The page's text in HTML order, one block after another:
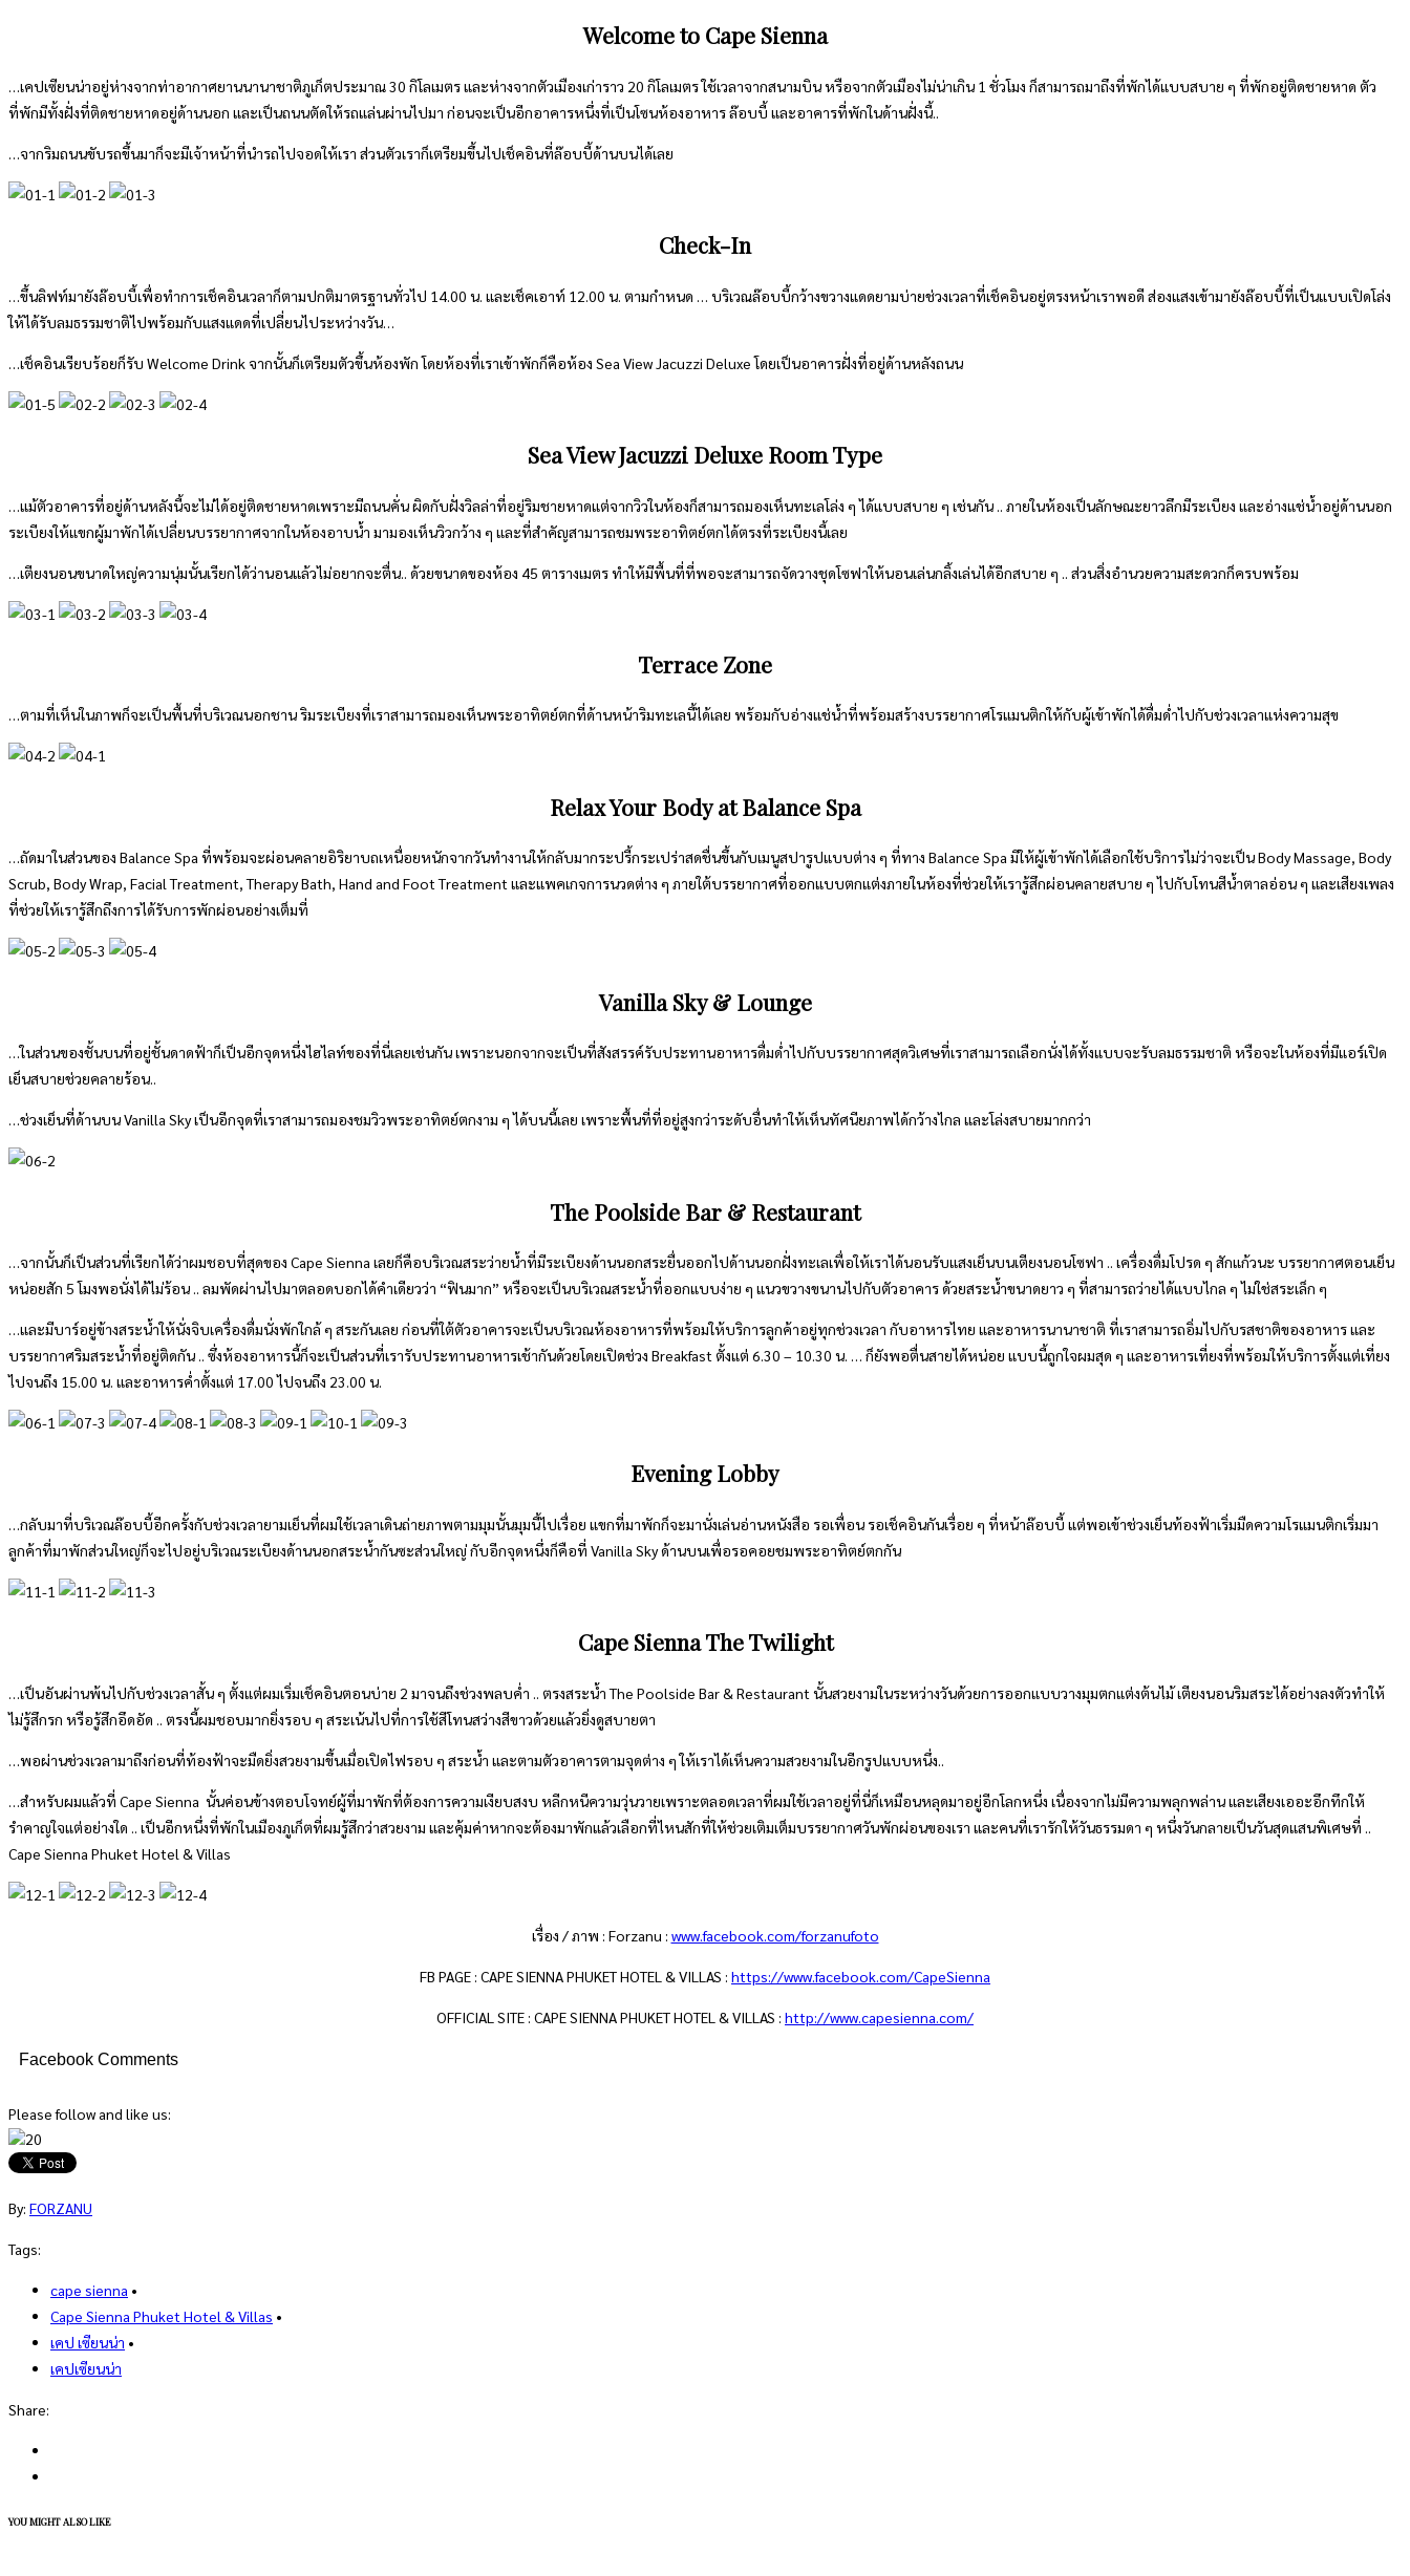
Welcome to Cape Sienna
…เคปเซียนน่าอยู่ห่างจากท่าอากาศยานนานาชาติภูเก็ตประมาณ 30 กิโลเมตร และห่างจากตัวเมืองเก่าราว 20 กิโลเมตร ใช้เวลาจากสนามบิน หรือจากตัวเมืองไม่น่าเกิน 1 ชั่วโมง ก็สามารถมาถึงที่พักได้แบบสบาย ๆ ที่พักอยู่ติดชายหาด ตัว
ที่พักมีทั้งฝั่งที่ติดชายหาดอยู่ด้านนอก และเป็นถนนตัดให้รถแล่นผ่านไปมา ก่อนจะเป็นอีกอาคารหนึ่งที่เป็นโซนห้องอาหาร ล๊อบบี้ และอาคารที่พักในด้านฝั่งนี้..
…จากริมถนนขับรถขึ้นมาก็จะมีเจ้าหน้าที่นำรถไปจอดให้เรา ส่วนตัวเราก็เตรียมขึ้นไปเช็คอินที่ล๊อบบี้ด้านบนได้เลย
Check-In
…ขึ้นลิฟท์มายังล๊อบบี้เพื่อทำการเช็คอินเวลาก็ตามปกติมาตรฐานทั่วไป 14.00 น. และเช็คเอาท์ 12.00 น. ตามกำหนด … บริเวณล๊อบบี้กว้างขวางแดดยามบ่ายช่วงเวลาที่เช็คอินอยู่ตรงหน้าเราพอดี ส่องแสงเข้ามายังล๊อบบี้ที่เป็นแบบเปิดโล่ง
ให้ได้รับลมธรรมชาติไปพร้อมกับแสงแดดที่เปลี่ยนไประหว่างวัน…
…เช็คอินเรียบร้อยก็รับ Welcome Drink จากนั้นก็เตรียมตัวขึ้นห้องพัก โดยห้องที่เราเข้าพักก็คือห้อง Sea View Jacuzzi Deluxe โดยเป็นอาคารฝั่งที่อยู่ด้านหลังถนน
Sea View Jacuzzi Deluxe Room Type
…แม้ตัวอาคารที่อยู่ด้านหลังนี้จะไม่ได้อยู่ติดชายหาดเพราะมีถนนคั่น ผิดกับฝั่งวิลล่าที่อยู่ริมชายหาดแต่จากวิวในห้องก็สามารถมองเห็นทะเลโล่ง ๆ ได้แบบสบาย ๆ เช่นกัน .. ภายในห้องเป็นลักษณะยาวลึกมีระเบียง และอ่างแช่น้ำอยู่ด้านนอก
ระเบียงให้แขกผู้มาพักได้เปลี่ยนบรรยากาศจากในห้องอาบน้ำ มามองเห็นวิวกว้าง ๆ และที่สำคัญสามารถชมพระอาทิตย์ตกได้ตรงที่ระเบียงนี้เลย
…เตียงนอนขนาดใหญ่ความนุ่มนั้นเรียกได้ว่านอนแล้วไม่อยากจะตื่น.. ด้วยขนาดของห้อง 45 ตารางเมตร ทำให้มีพื้นที่ที่พอจะสามารถจัดวางชุดโซฟาให้นอนเล่นกลิ้งเล่นได้อีกสบาย ๆ .. ส่วนสิ่งอำนวยความสะดวกก็ครบพร้อม
Terrace Zone
…ตามที่เห็นในภาพก็จะเป็นพื้นที่บริเวณนอกชาน ริมระเบียงที่เราสามารถมองเห็นพระอาทิตย์ตกที่ด้านหน้าริมทะเลนี้ได้เลย พร้อมกับอ่างแช่น้ำที่พร้อมสร้างบรรยากาศโรแมนติกให้กับผู้เข้าพักได้ดื่มด่ำไปกับช่วงเวลาแห่งความสุข
Relax Your Body at Balance Spa
…ถัดมาในส่วนของ Balance Spa ที่พร้อมจะผ่อนคลายอิริยาบถเหนื่อยหนักจากวันทำงานให้กลับมากระปรี้กระเปร่าสดชื่นขึ้นกับเมนูสปารูปแบบต่าง ๆ ที่ทาง Balance Spa มีให้ผู้เข้าพักได้เลือกใช้บริการไม่ว่าจะเป็น Body Massage, Body
Scrub, Body Wrap, Facial Treatment, Therapy Bath, Hand and Foot Treatment และแพคเกจการนวดต่าง ๆ ภายใต้บรรยากาศที่ออกแบบตกแต่งภายในห้องที่ช่วยให้เรารู้สึกผ่อนคลายสบาย ๆ ไปกับโทนสีน้ำตาลอ่อน ๆ และเสียงเพลง
ที่ช่วยให้เรารู้สึกถึงการได้รับการพักผ่อนอย่างเต็มที่
Vanilla Sky & Lounge
…ในส่วนของชั้นบนที่อยู่ชั้นดาดฟ้าก็เป็นอีกจุดหนึ่งไฮไลท์ของที่นี่เลยเช่นกัน เพราะนอกจากจะเป็นที่สังสรรค์รับประทานอาหารดื่มด่ำไปกับบรรยากาศสุดวิเศษที่เราสามารถเลือกนั่งได้ทั้งแบบจะรับลมธรรมชาติ หรือจะในห้องที่มีแอร์เปิด
เย็นสบายช่วยคลายร้อน..
…ช่วงเย็นที่ด้านบน Vanilla Sky เป็นอีกจุดที่เราสามารถมองชมวิวพระอาทิตย์ตกงาม ๆ ได้บนนี้เลย เพราะพื้นที่ที่อยู่สูงกว่าระดับอื่นทำให้เห็นทัศนียภาพได้กว้างไกล และโล่งสบายมากกว่า
The Poolside Bar & Restaurant
…จากนั้นก็เป็นส่วนที่เรียกได้ว่าผมชอบที่สุดของ Cape Sienna เลยก็คือบริเวณสระว่ายน้ำที่มีระเบียงด้านนอกสระยื่นออกไปด้านนอกฝั่งทะเลเพื่อให้เราได้นอนรับแสงเย็นบนเตียงนอนโซฟา .. เครื่องดื่มโปรด ๆ สักแก้วนะ บรรยากาศตอนเย็น
หน่อยสัก 5 โมงพอนั่งได้ไม่ร้อน .. ลมพัดผ่านไปมาตลอดบอกได้คำเดียวว่า “ฟินมาก” หรือจะเป็นบริเวณสระน้ำที่ออกแบบง่าย ๆ แนวขวางขนานไปกับตัวอาคาร ด้วยสระน้ำขนาดยาว ๆ ที่สามารถว่ายได้แบบไกล ๆ ไม่ใช่สระเล็ก ๆ
…และมีบาร์อยู่ข้างสระน้ำให้นั่งจิบเครื่องดื่มนั่งพักใกล้ ๆ สระกันเลย ก่อนที่ใต้ตัวอาคารจะเป็นบริเวณห้องอาหารที่พร้อมให้บริการลูกค้าอยู่ทุกช่วงเวลา กับอาหารไทย และอาหารนานาชาติ ที่เราสามารถอิ่มไปกับรสชาติของอาหาร และ
บรรยากาศริมสระน้ำที่อยู่ติดกัน .. ซึ่งห้องอาหารนี้ก็จะเป็นส่วนที่เรารับประทานอาหารเช้ากันด้วยโดยเปิดช่วง Breakfast ตั้งแต่ 6.30 – 10.30 น. … ก็ยังพอตื่นสายได้หน่อย แบบนี้ถูกใจผมสุด ๆ และอาหารเที่ยงที่พร้อมให้บริการตั้งแต่เที่ยง
ไปจนถึง 15.00 น. และอาหารค่ำตั้งแต่ 17.00 ไปจนถึง 23.00 น.
Evening Lobby
…กลับมาที่บริเวณล๊อบบี้อีกครั้งกับช่วงเวลายามเย็นที่ผมใช้เวลาเดินถ่ายภาพตามมุมนั้นมุมนี้ไปเรื่อย แขกที่มาพักก็จะมานั่งเล่นอ่านหนังสือ รอเพื่อน รอเช็คอินกันเรื่อย ๆ ที่หน้าล๊อบบี้ แต่พอเข้าช่วงเย็นท้องฟ้าเริ่มมืดความโรแมนติกเริ่มมา
ลูกค้าที่มาพักส่วนใหญ่ก็จะไปอยู่บริเวณระเบียงด้านนอกสระน้ำกันซะส่วนใหญ่ กับอีกจุดหนึ่งก็คือที่ Vanilla Sky ด้านบนเพื่อรอคอยชมพระอาทิตย์ตกกัน
Cape Sienna The Twilight
…เป็นอันผ่านพ้นไปกับช่วงเวลาสั้น ๆ ตั้งแต่ผมเริ่มเช็คอินตอนบ่าย 2 มาจนถึงช่วงพลบค่ำ .. ตรงสระน้ำ The Poolside Bar & Restaurant นั้นสวยงามในระหว่างวันด้วยการออกแบบวางมุมตกแต่งต้นไม้ เตียงนอนริมสระได้อย่างลงตัวทำให้
ไม่รู้สึกรก หรือรู้สึกอึดอัด .. ตรงนี้ผมชอบมากยิ่งรอบ ๆ สระเน้นไปที่การใช้สีโทนสว่างสีขาวด้วยแล้วยิ่งดูสบายตา
…พอผ่านช่วงเวลามาถึงก่อนที่ท้องฟ้าจะมืดยิ่งสวยงามขึ้นเมื่อเปิดไฟรอบ ๆ สระน้ำ และตามตัวอาคารตามจุดต่าง ๆ ให้เราได้เห็นความสวยงามในอีกรูปแบบหนึ่ง..
…สำหรับผมแล้วที่ Cape Sienna นั้นค่อนข้างตอบโจทย์ผู้ที่มาพักที่ต้องการความเงียบสงบ หลีกหนีความวุ่นวายเพราะตลอดเวลาที่ผมใช้เวลาอยู่ที่นี่ก็เหมือนหลุดมาอยู่อีกโลกหนึ่ง เนื่องจากไม่มีความพลุกพล่าน และเสียงเออะอึกทึกให้
รำคาญใจแต่อย่างใด .. เป็นอีกหนึ่งที่พักในเมืองภูเก็ตที่ผมรู้สึกว่าสวยงาม และคุ้มค่าหากจะต้องมาพักแล้วเลือกที่ไหนสักที่ให้ช่วยเติมเต็มบรรยากาศวันพักผ่อนของเรา และคนที่เรารักให้วันธรรมดา ๆ หนึ่งวันกลายเป็นวันสุดแสนพิเศษที่ ..
Cape Sienna Phuket Hotel & Villas
เรื่อง / ภาพ : Forzanu : www.facebook.com/forzanufoto
FB PAGE : CAPE SIENNA PHUKET HOTEL & VILLAS : https://www.facebook.com/CapeSienna
OFFICIAL SITE : CAPE SIENNA PHUKET HOTEL & VILLAS : http://www.capesienna.com/
Facebook Comments
Please follow and like us:
20
By: FORZANU
Tags:
cape sienna •
Cape Sienna Phuket Hotel & Villas •
เคป เซียนน่า •
เคปเซียนน่า
Share:
YOU MIGHT ALSO LIKE